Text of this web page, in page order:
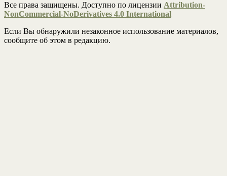
Все права защищены. Доступно по лицензии Attribution-
NonCommercial-NoDerivatives 4.0 International
Если Вы обнаружили незаконное использование материалов,
сообщите об этом в редакцию.